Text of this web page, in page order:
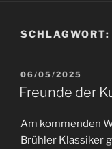
SCHLAGWORT:
VERÖFFENTLICHT
AM
06/05/2025
Freunde der
Am kommenden
Brühler Klassiker